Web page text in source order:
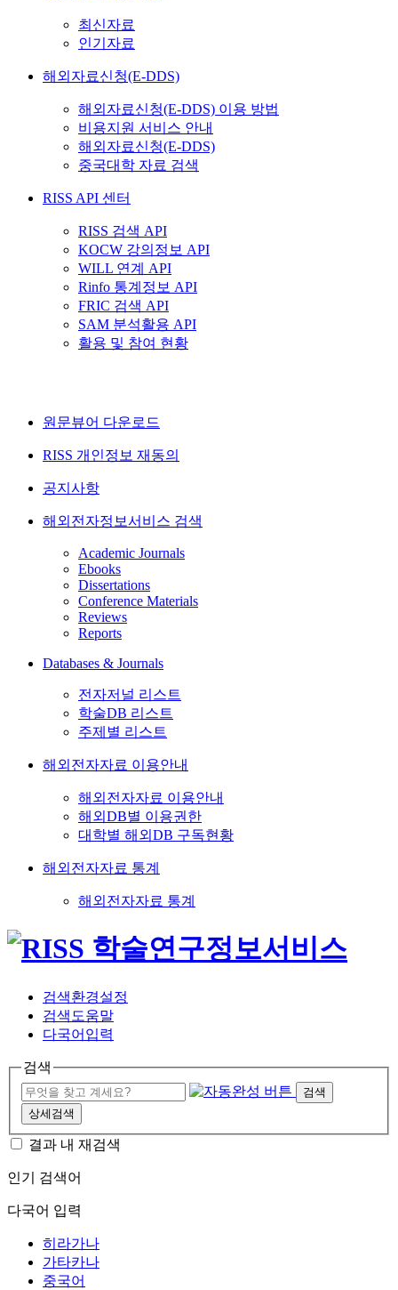
최신자료
인기자료
해외자료신청(E-DDS)
해외자료신청(E-DDS) 이용 방법
비용지원 서비스 안내
해외자료신청(E-DDS)
중국대학 자료 검색
RISS API 센터
RISS 검색 API
KOCW 강의정보 API
WILL 연계 API
Rinfo 통계정보 API
FRIC 검색 API
SAM 분석활용 API
활용 및 참여 현황
원문뷰어 다운로드
RISS 개인정보 재동의
공지사항
해외전자정보서비스 검색
Academic Journals
Ebooks
Dissertations
Conference Materials
Reviews
Reports
Databases & Journals
전자저널 리스트
학술DB 리스트
주제별 리스트
해외전자자료 이용안내
해외전자자료 이용안내
해외DB별 이용권한
대학별 해외DB 구독현황
해외전자자료 통계
해외전자자료 통계
검색환경설정
검색도움말
다국어입력
검색
검색
상세검색
결과 내 재검색
인기 검색어
다국어 입력
히라가나
가타카나
중국어